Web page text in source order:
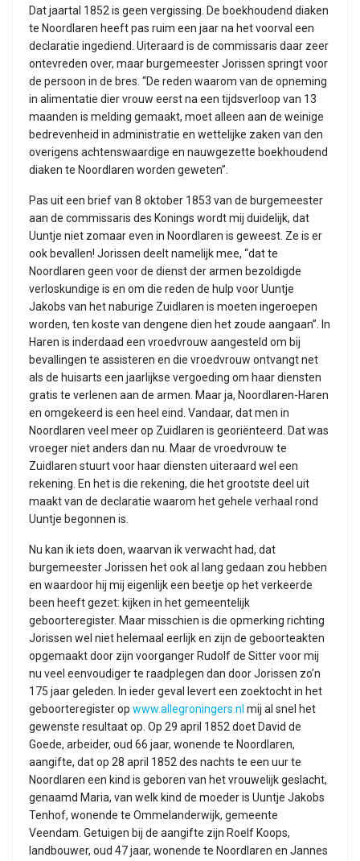
Dat jaartal 1852 is geen vergissing. De boekhoudend diaken
te Noordlaren heeft pas ruim een jaar na het voorval een
declaratie ingediend. Uiteraard is de commissaris daar zeer
ontevreden over, maar burgemeester Jorissen springt voor
de persoon in de bres. “De reden waarom van de opneming
in alimentatie dier vrouw eerst na een tijdsverloop van 13
maanden is melding gemaakt, moet alleen aan de weinige
bedrevenheid in administratie en wettelijke zaken van den
overigens achtenswaardige en nauwgezette boekhoudend
diaken te Noordlaren worden geweten”.
Pas uit een brief van 8 oktober 1853 van de burgemeester
aan de commissaris des Konings wordt mij duidelijk, dat
Uuntje niet zomaar even in Noordlaren is geweest. Ze is er
ook bevallen! Jorissen deelt namelijk mee, “dat te
Noordlaren geen voor de dienst der armen bezoldigde
verloskundige is en om die reden de hulp voor Uuntje
Jakobs van het naburige Zuidlaren is moeten ingeroepen
worden, ten koste van dengene dien het zoude aangaan”. In
Haren is inderdaad een vroedvrouw aangesteld om bij
bevallingen te assisteren en die vroedvrouw ontvangt net
als de huisarts een jaarlijkse vergoeding om haar diensten
gratis te verlenen aan de armen. Maar ja, Noordlaren-Haren
en omgekeerd is een heel eind. Vandaar, dat men in
Noordlaren veel meer op Zuidlaren is georiënteerd. Dat was
vroeger niet anders dan nu. Maar de vroedvrouw te
Zuidlaren stuurt voor haar diensten uiteraard wel een
rekening. En het is die rekening, die het grootste deel uit
maakt van de declaratie waarom het gehele verhaal rond
Uuntje begonnen is.
Nu kan ik iets doen, waarvan ik verwacht had, dat
burgemeester Jorissen het ook al lang gedaan zou hebben
en waardoor hij mij eigenlijk een beetje op het verkeerde
been heeft gezet: kijken in het gemeentelijk
geboorteregister. Maar misschien is die opmerking richting
Jorissen wel niet helemaal eerlijk en zijn de geboorteakten
opgemaakt door zijn voorganger Rudolf de Sitter voor mij
nu veel eenvoudiger te raadplegen dan door Jorissen zo’n
175 jaar geleden. In ieder geval levert een zoektocht in het
geboorteregister op www.allegroningers.nl mij al snel het
gewenste resultaat op. Op 29 april 1852 doet David de
Goede, arbeider, oud 66 jaar, wonende te Noordlaren,
aangifte, dat op 28 april 1852 des nachts te een uur te
Noordlaren een kind is geboren van het vrouwelijk geslacht,
genaamd Maria, van welk kind de moeder is Uuntje Jakobs
Tenhof, wonende te Ommelanderwijk, gemeente
Veendam. Getuigen bij de aangifte zijn Roelf Koops,
landbouwer, oud 47 jaar, wonende te Noordlaren en Jannes